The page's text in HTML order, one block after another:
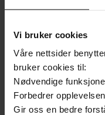
Vi bruker cookies
Våre nettsider
bruker cookies til:
Nødvendige
Forbedrer
Gir oss en bedre
199,-
Minnesota
Jo Nesbø
EBOK